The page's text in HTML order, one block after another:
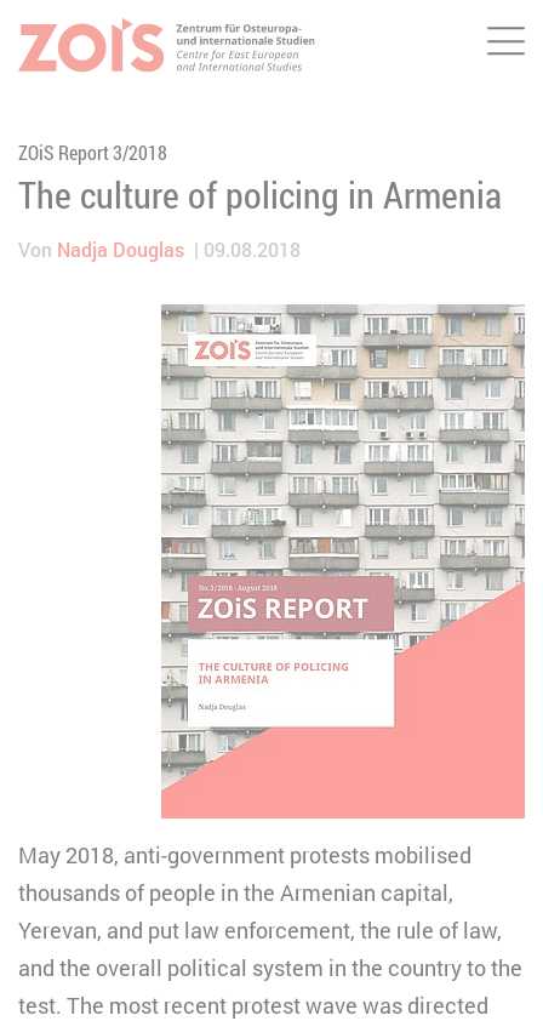
ZUM HAUPTINHALT SPRINGEN
ZUR SUCHE SPRINGEN
ZOiS Report 3/2018
The culture of policing in Armenia
Von Nadja Douglas 09.08.2018
May 2018, anti-government protests mobilised
thousands of people in the Armenian capital,
Yerevan, and put law enforcement, the rule of law,
and the overall political system in the country to the
test. The most recent protest wave was directed